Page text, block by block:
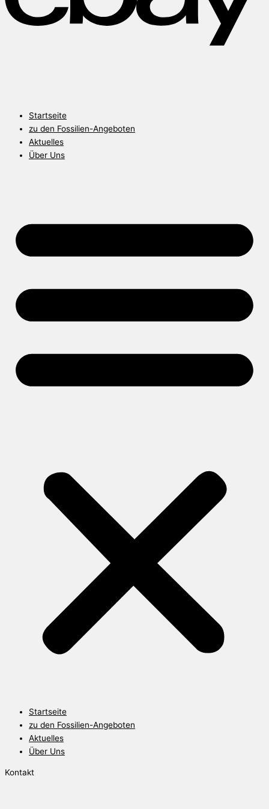
Startseite
zu den Fossilien-Angeboten
Aktuelles
Über Uns
Startseite
zu den Fossilien-Angeboten
Aktuelles
Über Uns
Kontakt